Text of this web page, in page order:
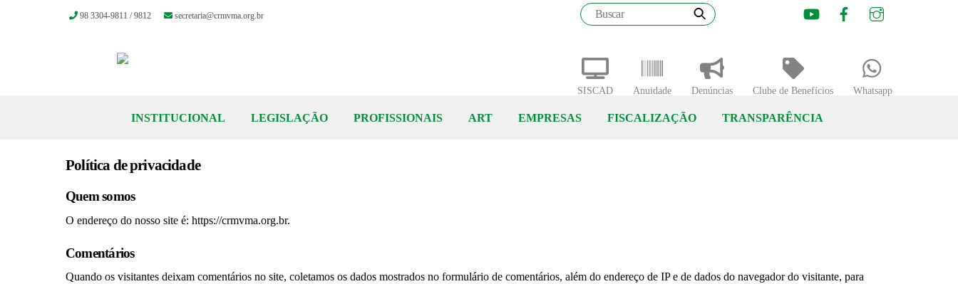
INSTITUCIONAL LEGISLAÇÃO PROFISSIONAIS ART EMPRESAS FISCALIZAÇÃO TRANSPARÊNCIA
SISCAD Anuidade Denúncias Clube de Benefícios Whatsapp
98 3304-9811 / 9812 secretaria@crmvma.org.br
Youtube Facebook
Política de privacidade
Quem somos
O endereço do nosso site é: https://crmvma.org.br.
Comentários
Quando os visitantes deixam comentários no site, coletamos os dados mostrados no formulário de comentários, além do endereço de IP e de dados do navegador do visitante, para